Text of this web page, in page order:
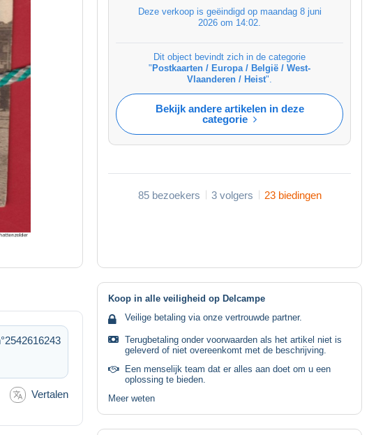
Deze verkoop is geëindigd op maandag 8 juni
2026 om 14:02
Dit object bevindt zich in de categorie
" Postkaarten / Europa / België / West-
Vlaanderen / Heist".
Bekijk andere artikelen in deze
categorie
85 bezoekers 3 volgers 23 biedingen
Vertalen
Koop in alle veiligheid op Delcampe
Veilige betaling via onze vertrouwde partner.
Terugbetaling onder voorwaarden als het artikel niet is
geleverd of niet overeenkomt met de beschrijving.
Een menselijk team dat er alles aan doet om u een
oplossing te bieden.
Meer weten